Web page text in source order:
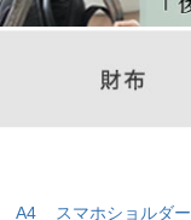
A4 スマホショルダー